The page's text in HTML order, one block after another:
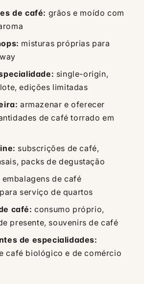
de café: grãos e moído com
misturas próprias para
single-origin,
edições limitadas
armazenar e oferecer
de café torrado em
subscrições de café,
packs de degustação
embalagens de café
serviço de quartos
café: consumo próprio,
presente, souvenirs de café
de especialidades:
café biológico e de comércio